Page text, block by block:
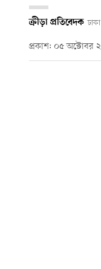
ক্রীড়া প্রতিবেদক ঢাকা
প্রকাশ: ০৫ অক্টোবর